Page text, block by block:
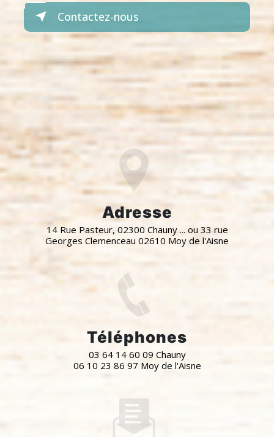
Contactez-nous
Adresse
14 Rue Pasteur, 02300 Chauny ... ou 33 rue
Georges Clemenceau 02610 Moy de l'Aisne
Téléphones
03 64 14 60 09 Chauny
06 10 23 86 97 Moy de l'Aisne